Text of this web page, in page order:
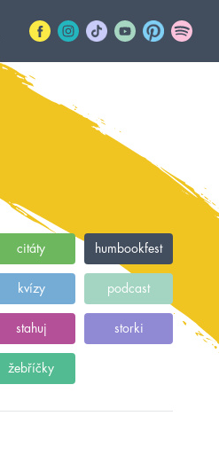
citáty humbookfest
kvízy podcast
stahuj storki
žebříčky